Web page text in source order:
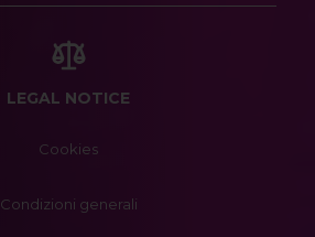
LEGAL NOTICE
Cookies
Condizioni generali